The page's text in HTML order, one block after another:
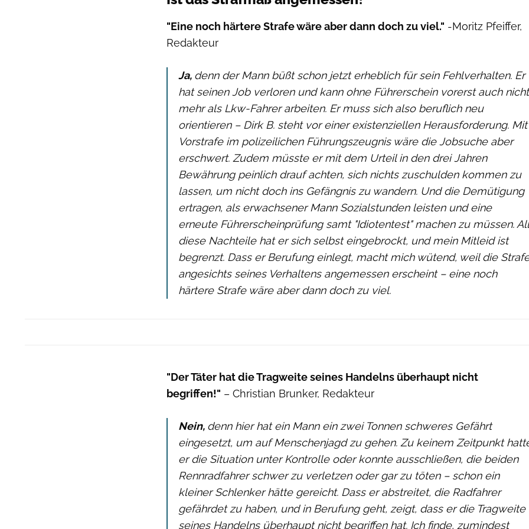
"Eine noch härtere Strafe wäre aber dann doch zu viel." -Moritz Pfeiffer,
Redakteur
Ja, denn der Mann büßt schon jetzt erheblich für sein Fehlverhalten. Er
hat seinen Job verloren und kann ohne Führerschein vorerst auch nicht
mehr als Lkw-Fahrer arbeiten. Er muss sich also beruflich neu
orientieren – Dirk B. steht vor einer existenziellen Herausforderung. Mit
Vorstrafe im polizeilichen Führungszeugnis wäre die Jobsuche aber
erschwert. Zudem müsste er mit dem Urteil in den drei Jahren
Bewährung peinlich drauf achten, sich nichts zuschulden kommen zu
lassen, um nicht doch ins Gefängnis zu wandern. Und die Demütigung
ertragen, als erwachsener Mann Sozialstunden leisten und eine
erneute Führerscheinprüfung samt "Idiotentest" machen zu müssen. All
diese Nachteile hat er sich selbst eingebrockt, und mein Mitleid ist
begrenzt. Dass er Berufung einlegt, macht mich wütend, weil die
angesichts seines Verhaltens angemessen erscheint – eine noch
härtere Strafe wäre aber dann doch zu viel.
"Der Täter hat die Tragweite seines Handelns überhaupt nicht
begriffen!" – Christian Brunker, Redakteur
Nein, denn hier hat ein Mann ein zwei Tonnen schweres Gefährt
eingesetzt, um auf Menschenjagd zu gehen. Zu keinem Zeitpunkt
er die Situation unter Kontrolle oder konnte ausschließen, die beiden
Rennradfahrer schwer zu verletzen oder gar zu töten – schon ein
kleiner Schlenker hätte gereicht. Dass er abstreitet, die Radfahrer
gefährdet zu haben, und in Berufung geht, zeigt, dass er die Tragweite
seines Handelns überhaupt nicht begriffen hat. Ich finde, zumindest